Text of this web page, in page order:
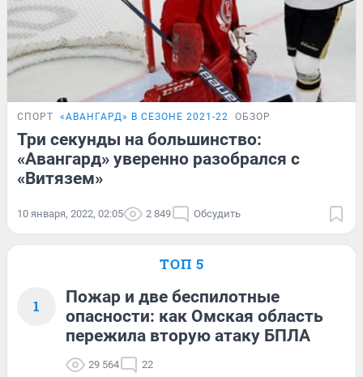
СПОРТ «АВАНГАРД» В СЕЗОНЕ 2021-22 ОБЗОР
Три секунды на большинство:
«Авангард» уверенно разобрался с
«Витязем»
10 января, 2022, 02:05 2 849 Обсудить
ТОП 5
1
Пожар и две беспилотные
опасности: как Омская область
пережила вторую атаку БПЛА
29 564 22